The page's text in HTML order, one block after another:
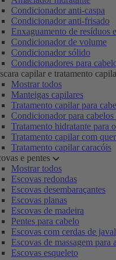
Condicionador anti-caspa
Condicionador anti-frisado
Enxaguamento de resíduos
Condicionador de volume
Condicionador sólido
Condicionadores para
capilar e tratamento
Mostrar todos
Manteigas capilares
Tratamento capilar para
Condicionador para cabelos
Tratamento hidratante para
Tratamento capilar com
Tratamento capilar caracóis
e pentes
Mostrar todos
Escovas redondas
Escovas desembaraçantes
Escovas planas
Escovas de madeira
Pentes para cabelo
Escovas com cerdas de
Escovas de massagem para
Escovas esqueleto